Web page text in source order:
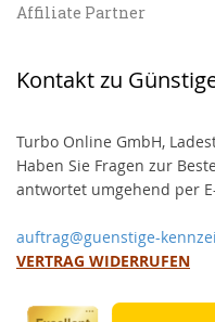
Affiliate Partner
Kontakt zu
Turbo Online GmbH,
Haben Sie Fragen zur
antwortet umgehend per
auftrag@guenstige-
VERTRAG WIDERRUFEN